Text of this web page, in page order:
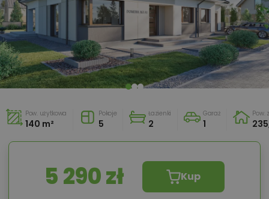
Pow. użytkowa
140 m²
Pokoje
5
Łazienki
2
Garaż
1
Pow.
5 290 zł Kup